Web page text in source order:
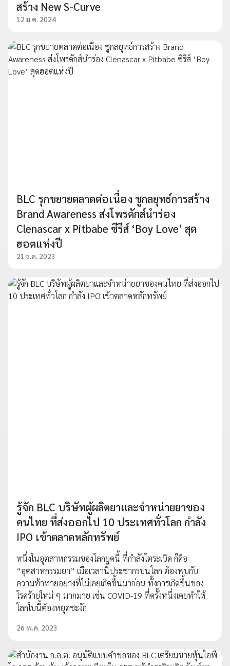
สร้าง New S-Curve
12 ม.ค. 2024
BLC รุกขยายตลาดต่อเนื่อง ชูกลยุทธ์การสร้าง
Brand Awareness ส่งโพรดักส์นำร่อง
Clenascar x Pitbabe ซีรีส์ ‘Boy Love’ สุด
ฮอตแห่งปี
21 ธ.ค. 2023
รู้จัก BLC บริษัทผู้ผลิตยาและจำหน่ายยาของ
คนไทย ที่ส่งออกไป 10 ประเทศทั่วโลก กำลัง
IPO เข้าตลาดหลักทรัพย์
หนึ่งในอุตสาหกรรมของโลกยุคนี้ ที่กำลังโตระเบิด ก็คือ
“อุตสาหกรรมยา” เมื่อเวลานี้ประชากรบนโลก ต้องพบกับ
ความท้าทายอย่างที่ไม่เคยเกิดขึ้นมาก่อน ทั้งการเกิดขึ้นของ
โรคร้ายใหม่ ๆ มากมาย เช่น COVID-19 ที่ครั้งหนึ่งเคยทำให้
โลกใบนี้ต้องหยุดชะงัก
26 พ.ค. 2023